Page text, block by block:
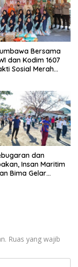
Bersama
dan Kodim 1607
Sosial Merah
dan
Insan Maritim
Bima Gelar
Ruas yang wajib